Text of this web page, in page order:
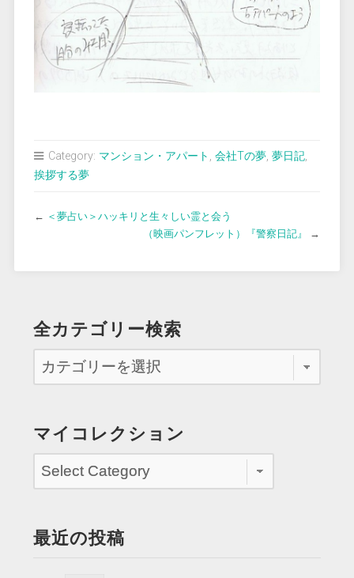
Category: マンション・アパート , 会社Tの夢, 夢日記,
挨拶する夢
← ＜夢占い＞ハッキリと生々しい霊と会う
（映画パンフレット）『警察日記』
→
全カテゴリー検索
マイコレクション
最近の投稿